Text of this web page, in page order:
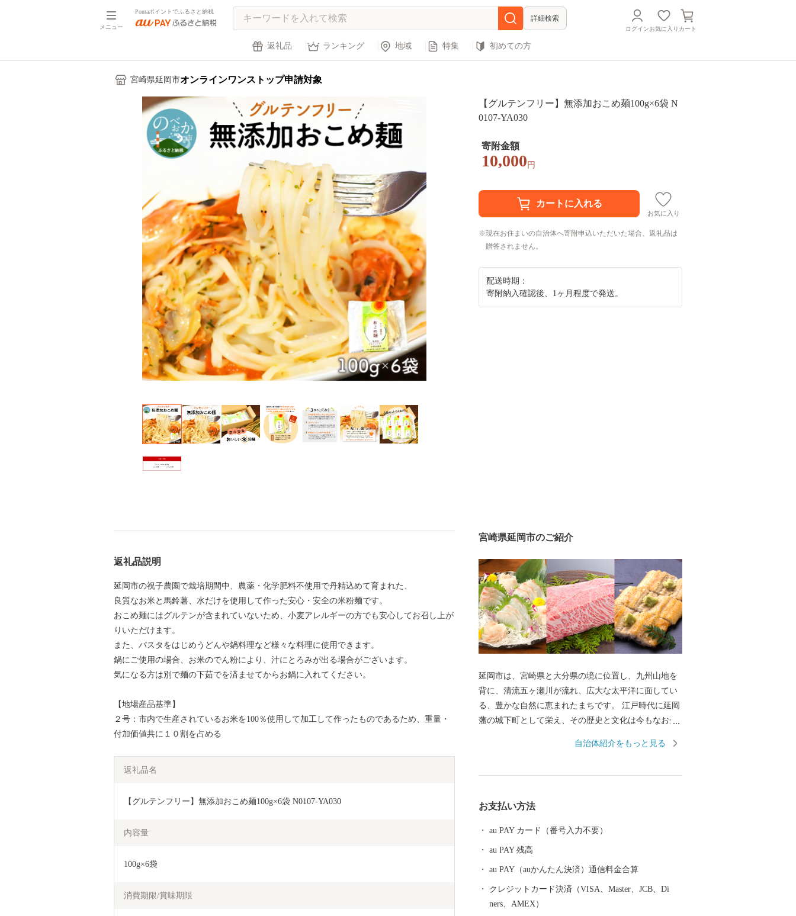
メニュー
Pontaポイントでふるさと納税
詳細検索
ログインお気に入り カート
返礼品 ランキング 地域 特集 初めての方
宮崎県延岡市オンラインワンストップ申請対象
【グルテンフリー】無添加おこめ麺100g×6袋 N
0107-YA030
寄附金額
10,000 円
お気に入り
現在お住まいの自治体へ寄附申込いただいた場合、返礼品は
贈答されません。
配送時期：
寄附納入確認後、1ヶ月程度で発送。
返礼品説明
延岡市の祝子農園で栽培期間中、農薬・化学肥料不使用で丹精込めて育まれた、
良質なお米と馬鈴薯、水だけを使用して作った安心・安全の米粉麺です。
おこめ麺にはグルテンが含まれていないため、小麦アレルギーの方でも安心してお召し上が
りいただけます。
また、パスタをはじめうどんや鍋料理など様々な料理に使用できます。
鍋にご使用の場合、お米のでん粉により、汁にとろみが出る場合がございます。
気になる方は別で麺の下茹でを済ませてからお鍋に入れてください。
【地場産品基準】
２号：市内で生産されているお米を100％使用して加工して作ったものであるため、重量・
付加価値共に１０割を占める
返礼品名
【グルテンフリー】無添加おこめ麺100g×6袋 N0107-YA030
内容量
100g×6袋
消費期限/賞味期限
宮崎県延岡市のご紹介
延岡市は、宮崎県と大分県の境に位置し、九州山地を
背に、清流五ヶ瀬川が流れ、広大な太平洋に面してい
る、豊かな自然に恵まれたまちです。 江戸時代に延岡
藩の城下町として栄え、その歴史と文化は今もなお受
式会社を中心とする工業都市として発展を続け、近年
市として発展しています。 そのような背景から、海の
類。 山や大地からは、桃や葡萄、たけのこなど瑞々し
い果物や野菜をはじめ、大自然の中で育てられた牛・
豚の肉もあります。 水郷・延岡の鮎やなは300年以上
自治体紹介をもっと見る
お支払い方法
au PAY カード（番号入力不要）
au PAY 残高
au PAY（auかんたん決済）通信料金合算
クレジットカード決済（VISA、Master、JCB、Di
ners、AMEX）